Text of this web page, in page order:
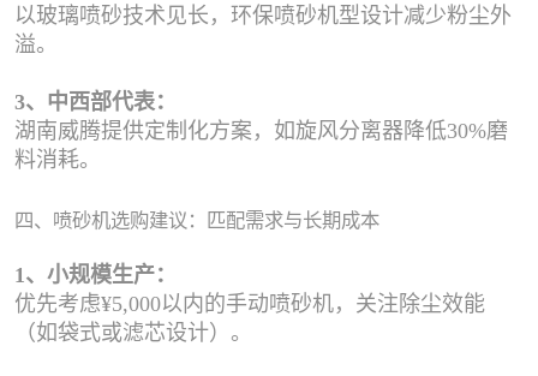
以玻璃喷砂技术见长，环保喷砂机型设计减少粉尘外
溢。
3、中西部代表：
湖南威腾提供定制化方案，如旋风分离器降低30%磨
料消耗。
四、喷砂机选购建议：匹配需求与长期成本
1、小规模生产：
优先考虑¥5,000以内的手动喷砂机，关注除尘效能
（如袋式或滤芯设计）。